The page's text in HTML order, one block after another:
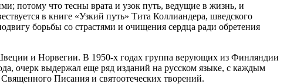
потому что тесны врата и узок путь, ведущие в жизнь, и
в книге «Узкий путь» Тита Коллиандера, шведского
борьбы со страстями и очищения сердца ради обретения
и Норвегии. В 1950-х годах группа верующих из Финляндии
очерк выдержал еще ряд изданий на русском языке, с каждым
Писания и святоотеческих творений.